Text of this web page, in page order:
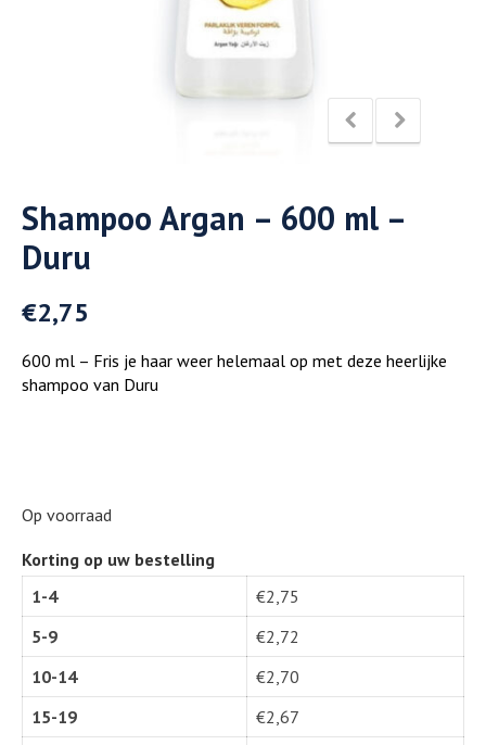
Shampoo Argan – 600 ml –
Duru
€2,75
600 ml – Fris je haar weer helemaal op met deze heerlijke
shampoo van Duru
Op voorraad
Korting op uw bestelling
1-4
€2,75
5-9
€2,72
10-14
€2,70
15-19
€2,67